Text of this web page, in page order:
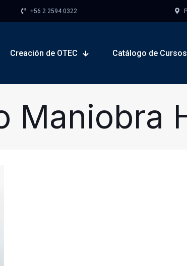
+56 2 2594 0322
Creación de OTEC Catálogo de Cursos
Maniobra